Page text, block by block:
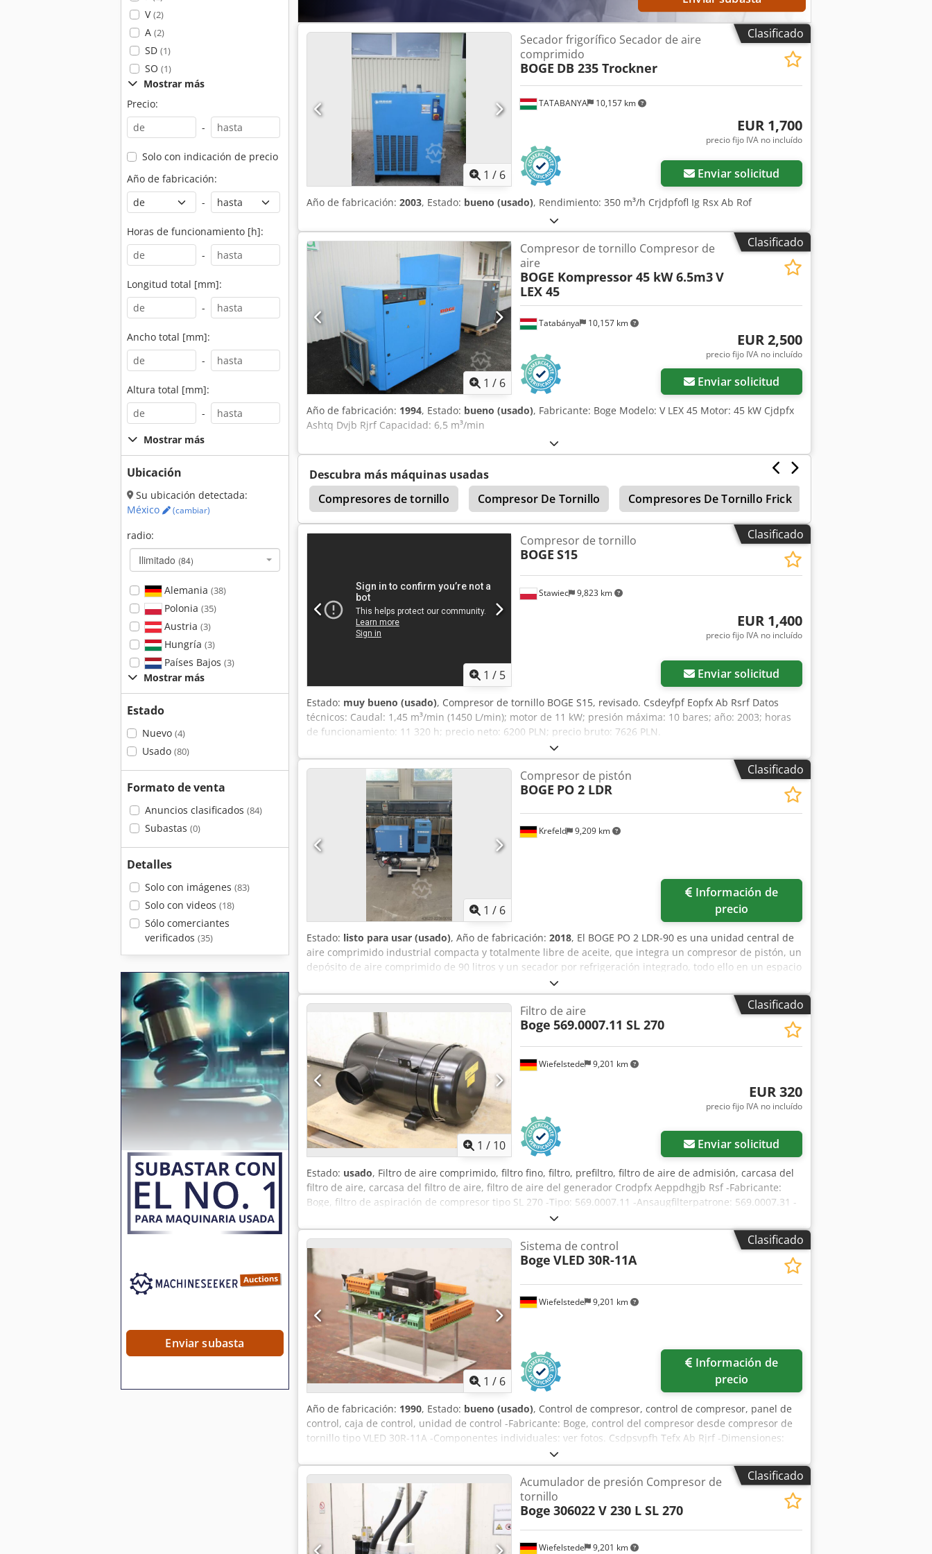
V(2)
A (2)
SD (1)
SO (1)
Mostrar más
Precio:
-
Solo con indicación de precio
Año de fabricación:
-
Horas de funcionamiento [h]:
-
Longitud total [mm]:
-
Ancho total [mm]:
-
Altura total [mm]:
-
Mostrar más
Ubicación
Su ubicación detectada:
México
(cambiar)
radio:
Ilimitado (84)
Alemania (38)
Polonia (35)
Austria (3)
Hungría (3)
Países Bajos (3)
Mostrar más
Estado
Nuevo (4)
Usado (80)
Formato de venta
Anuncios clasificados (84)
Subastas (0)
Detalles
Solo con imágenes (83)
Solo con videos (18)
Sólo comerciantes
verificados (35)
Enviar subasta
Clasificado
1 / 6
TATABANYA 10,157 km
Secador frigorífico Secador de aire
comprimido
BOGE DB 235 Trockner
EUR 1,700
precio fijo IVA no incluído
Enviar solicitud
Año de fabricación: 2003, Estado: bueno (usado), Rendimiento: 350 m³/h Crjdpfofl Ig Rsx Ab Rof
Clasificado
1 / 6
Tatabánya 10,157 km
Compresor de tornillo Compresor de
aire
BOGE Kompressor 45 kW 6.5m3V
LEX 45
EUR 2,500
precio fijo IVA no incluído
Enviar solicitud
Año de fabricación: 1994, Estado: bueno (usado), Fabricante: Boge Modelo: V LEX 45 Motor: 45 kW Cjdpfx
Ashtq Dvjb Rjrf Capacidad: 6,5 m³/min
Descubra más máquinas usadas
Compresores de tornillo
Compresor De Tornillo Compresores De Tornillo Frick
Desbarbador De Aire Comprimido
Clasificado
1 / 5
Stawiec 9,823 km
Compresor de tornillo
BOGE S15
EUR 1,400
precio fijo IVA no incluído
Enviar solicitud
Estado: muy bueno (usado), Compresor de tornillo BOGE S15, revisado. Csdeyfpf Eopfx Ab Rsrf Datos
técnicos: Caudal: 1,45 m³/min (1450 L/min); motor de 11 kW; presión máxima: 10 bares; año: 2003; horas
de funcionamiento: 11 320 h; precio neto: 6200 PLN; precio bruto: 7626 PLN.
Clasificado
1 / 6
Krefeld 9,209 km
Compresor de pistón
BOGE PO 2 LDR
precio
Estado: listo para usar (usado), Año de fabricación: 2018, El BOGE PO 2 LDR-90 es una unidad central de
aire comprimido industrial compacta y totalmente libre de aceite, que integra un compresor de pistón, un
depósito de aire comprimido de 90 litros y un secador por refrigeración integrado, todo ello en un espacio
mínimo. La serie PO (compresor de pistón sin aceite) de BOGE está diseñada específicamente para
aplicaciones sensibles, como la industria médica, el procesamiento de alimentos o las instalaciones de
pintura. PO: Compresor de pistón sin aceite (compresión 100 % sin aceite). 2: Clase de potencia/potencia
del motor (aprox. 2 CV/1,5 kW). L: Disposición lineal (acoplamiento directo del motor y la etapa del
compresor). D: Secador (secador por refrigeración integrado para aire comprimido seco). R: Depósito
(montado en un depósito de aire comprimido). 90: Volumen del depósito de 90 litros. Crsdpfx Aezmpa Rjb
Rjf
Clasificado
1 / 10
Wiefelstede 9,201 km
Filtro de aire
Boge 569.0007.11 SL 270
EUR 320
precio fijo IVA no incluído
Enviar solicitud
Estado: usado, Filtro de aire comprimido, filtro fino, filtro, prefiltro, filtro de aire de admisión, carcasa del
filtro de aire, carcasa del filtro de aire, filtro de aire del generador Crodpfx Aeppdhgjb Rsf -Fabricante:
Boge, filtro de aspiración de compresor tipo SL 270 -Tipo: 569.0007.11 -Ansaugfilterpatrone: 569.0007.31 -
Indicador de mantenimiento: 569000503 -Dimensiones: 530/440/H850 mm -Peso: 28 kg
Clasificado
1 / 6
Wiefelstede 9,201 km
Sistema de control
Boge VLED 30R-11A
precio
Año de fabricación: 1990, Estado: bueno (usado), Control de compresor, control de compresor, panel de
control, caja de control, unidad de control -Fabricante: Boge, control del compresor desde compresor de
tornillo tipo VLED 30R-11A -Componentes individuales: ver fotos. Csdpsvpfh Tefx Ab Rjrf -Dimensiones:
Clasificado
Wiefelstede 9,201 km
Acumulador de presión Compresor de
tornillo
Boge 306022 V 230 L SL 270